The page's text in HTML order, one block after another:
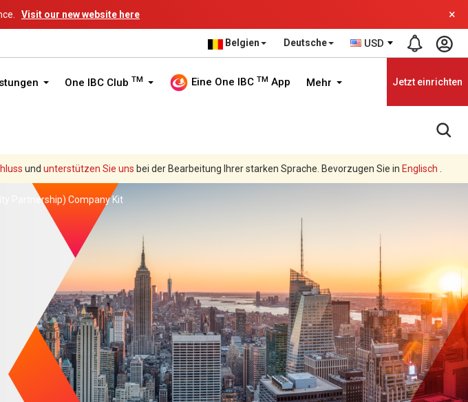
Visit our new website here ×
Belgien Deutsche USD
One IBC Club TM Eine One IBC TM App Mehr Jetzt einrichten
und unterstützen Sie uns bei der Bearbeitung Ihrer starken Sprache. Bevorzugen Sie in Englisch .
Partnership) Company Kit